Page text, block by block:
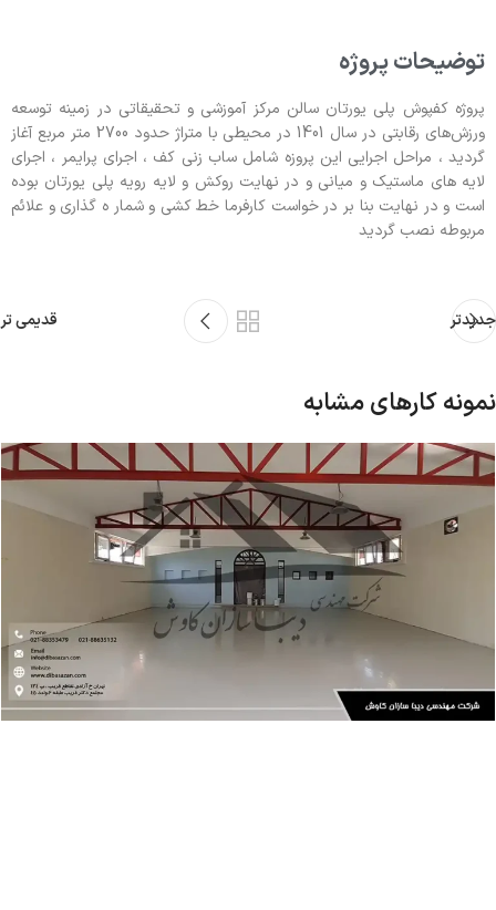
توضیحات پروژه
پروژه کفپوش پلی یورتان سالن مرکز آموزشی و تحقیقاتی در زمینه توسعه
ورزش‌های رقابتی در سال 1401 در محیطی با متراژ حدود 2700 متر مربع آغاز
گردید ، مراحل اجرایی این پروزه شامل ساب زنی کف ، اجرای پرایمر ، اجرای
لایه های ماستیک و میانی و در نهایت روکش و لایه رویه پلی یورتان بوده
است و در نهایت بنا بر در خواست کارفرما خط کشی و شمار ه گذاری و علائم
مربوطه نصب گردید
جدیدتر قدیمی تر
نمونه کارهای مشابه